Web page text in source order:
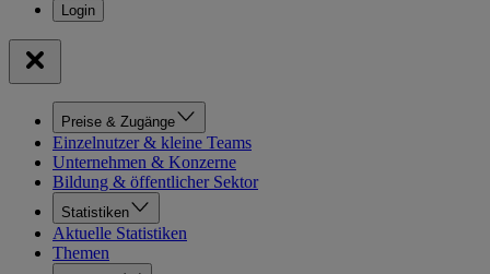
Preise & Zugänge
Einzelnutzer & kleine Teams
Unternehmen & Konzerne
Bildung & öffentlicher Sektor
Statistiken
Aktuelle Statistiken
Themen